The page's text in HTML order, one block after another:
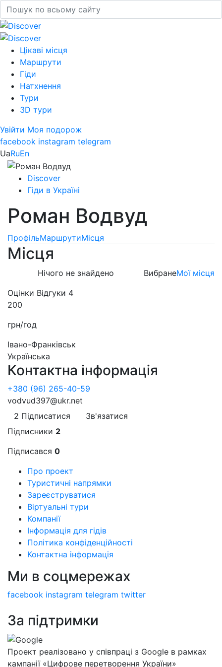
Цікаві місця
Маршрути
Гіди
Натхнення
Тури
3D тури
Увійти Моя подорож
facebook instagram telegram
UaRuEn
Discover
Гіди в Україні
Роман Водвуд
ПрофільМаршрутиМісця
Місця
ВибранеМої місця
Нічого не знайдено
Оцінки Відгуки 4
200
грн/год
Івано-Франківськ
Українська
Контактна інформація
+380 (96) 265-40-59
vodvud397@ukr.net
2 Підписатися
Зв'язатися
Підписники 2
Підписався 0
Про проект
Туристичні напрямки
Зареєструватися
Віртуальні тури
Компанії
Інформація для гідів
Політика конфіденційності
Контактна інформація
Ми в соцмережах
facebook instagram telegram twitter
За підтримки
Проект реалізовано у співпраці з Google в рамках
кампанії «Цифрове перетворення України»